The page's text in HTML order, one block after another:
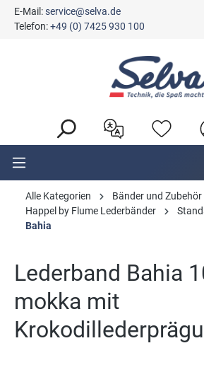
springen
E-Mail:service@selva.de
Telefon:+49 (0) 7425 930 100
Alle Kategorien
Bänder und Zubehör
Happel by Flume Lederbänder
Bahia
Lederband Bahia
mokka mit